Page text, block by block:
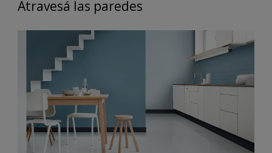
Atravesá las paredes